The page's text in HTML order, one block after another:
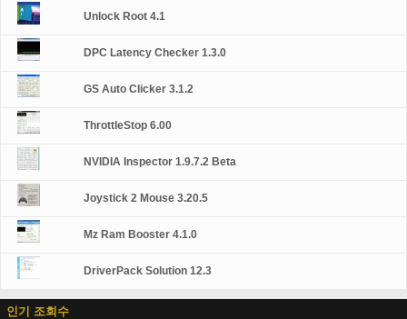
Unlock Root 4.1
DPC Latency Checker 1.3.0
GS Auto Clicker 3.1.2
ThrottleStop 6.00
NVIDIA Inspector 1.9.7.2 Beta
Joystick 2 Mouse 3.20.5
Mz Ram Booster 4.1.0
DriverPack Solution 12.3
인기 조회수